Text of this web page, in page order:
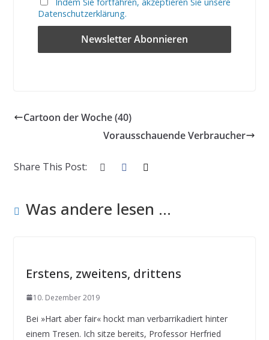
Datenschutzerklärung.
Cartoon der Woche (40)
Vorausschauende Verbraucher
Share This Post:
Was andere lesen ...
Erstens, zweitens, drittens
10. Dezember 2019
Bei »Hart aber fair« hockt man verbarrikadiert hinter
einem Tresen. Ich sitze bereits, Professor Herfried